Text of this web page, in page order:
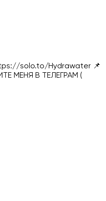
solo.to/Hydrawater 📌
МЕНЯ В ТЕЛЕГРАМ (